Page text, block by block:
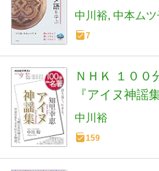
中川裕 中本ムツ
7
ＮＨＫ １００
『アイヌ神謡
キスト)
中川裕
159